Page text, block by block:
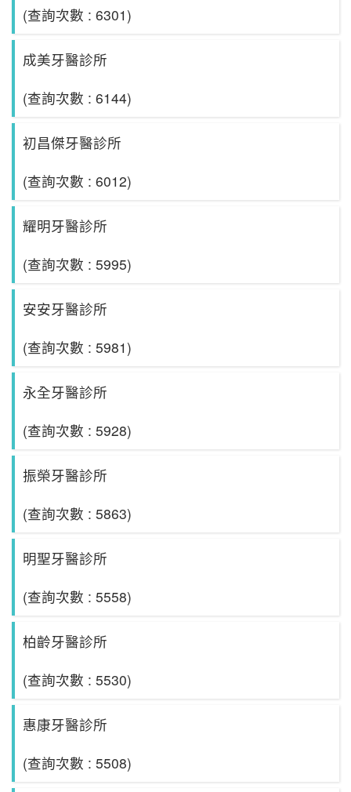
(查詢次數 : 6301)
成美牙醫診所
(查詢次數 : 6144)
初昌傑牙醫診所
(查詢次數 : 6012)
耀明牙醫診所
(查詢次數 : 5995)
安安牙醫診所
(查詢次數 : 5981)
永全牙醫診所
(查詢次數 : 5928)
振榮牙醫診所
(查詢次數 : 5863)
明聖牙醫診所
(查詢次數 : 5558)
柏齡牙醫診所
(查詢次數 : 5530)
惠康牙醫診所
(查詢次數 : 5508)